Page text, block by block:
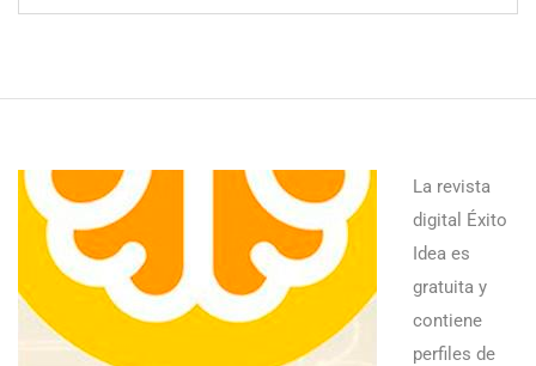
La revista
digital Éxito
Idea es
gratuita y
contiene
perfiles de